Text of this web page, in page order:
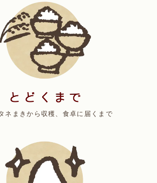
ネまきから収穫、食卓に届くまで